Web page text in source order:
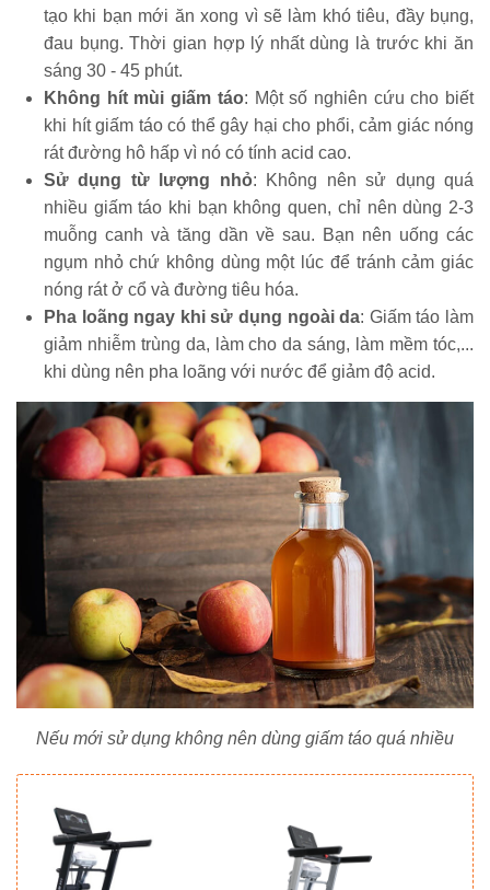
tạo khi bạn mới ăn xong vì sẽ làm khó tiêu, đầy bụng,
đau bụng. Thời gian hợp lý nhất dùng là trước khi ăn
sáng 30 - 45 phút.
Không hít mùi giấm táo: Một số nghiên cứu cho biết
khi hít giấm táo có thể gây hại cho phổi, cảm giác nóng
rát đường hô hấp vì nó có tính acid cao.
Sử dụng từ lượng nhỏ: Không nên sử dụng quá
nhiều giấm táo khi bạn không quen, chỉ nên dùng 2-3
muỗng canh và tăng dần về sau. Bạn nên uống các
ngụm nhỏ chứ không dùng một lúc để tránh cảm giác
nóng rát ở cổ và đường tiêu hóa.
Pha loãng ngay khi sử dụng ngoài da: Giấm táo làm
giảm nhiễm trùng da, làm cho da sáng, làm mềm tóc,...
khi dùng nên pha loãng với nước để giảm độ acid.
Nếu mới sử dụng không nên dùng giấm táo quá nhiều